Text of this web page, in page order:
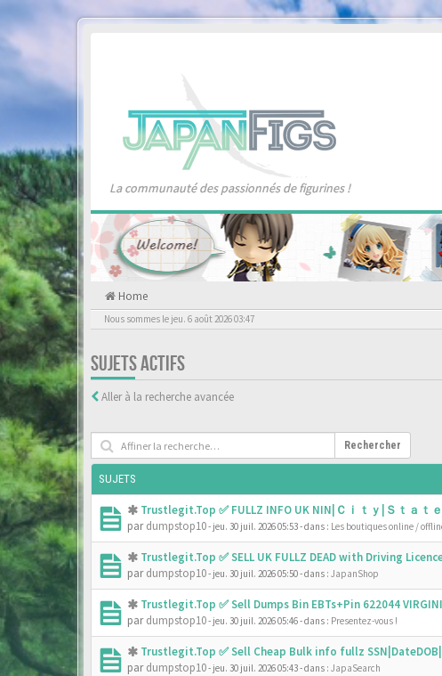
La communauté des passionnés de figurines !
Home
Nous sommes le jeu. 6 août 2026 03:47
SUJETS ACTIFS
Aller à la recherche avancée
Rechercher
SUJETS
Trustlegit.Top ✅ FULLZ INFO UK NIN|Ｃｉｔｙ|Ｓｔａ
pardumpstop10- jeu. 30 juil. 2026 05:53- dans : Les boutiques online /
Trustlegit.Top ✅ SELL UK FULLZ DEAD with Driving
pardumpstop10- jeu. 30 juil. 2026 05:50- dans : JapanShop
Trustlegit.Top ✅ Sell Dumps Bin EBTs+Pin 622044
pardumpstop10- jeu. 30 juil. 2026 05:46- dans : Presentez-vous !
Trustlegit.Top ✅ Sell Cheap Bulk info fullz
pardumpstop10- jeu. 30 juil. 2026 05:43- dans : JapaSearch